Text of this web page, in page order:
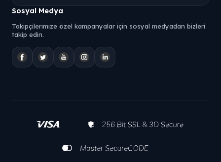
Sosyal Medya
Takipçilerimize özel kampanyalar için sosyal medyadan bizleri
takip edin.